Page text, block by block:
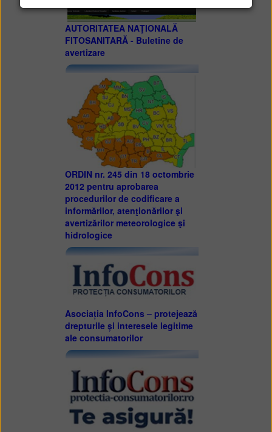
AUTORITATEA NAŢIONALĂ
FITOSANITARĂ - Buletine de
avertizare
ORDIN nr. 245 din 18 octombrie
2012 pentru aprobarea
procedurilor de codificare a
informărilor, atenţionărilor şi
avertizărilor meteorologice şi
hidrologice
Asociația InfoCons – protejează
drepturile și interesele legitime
ale consumatorilor